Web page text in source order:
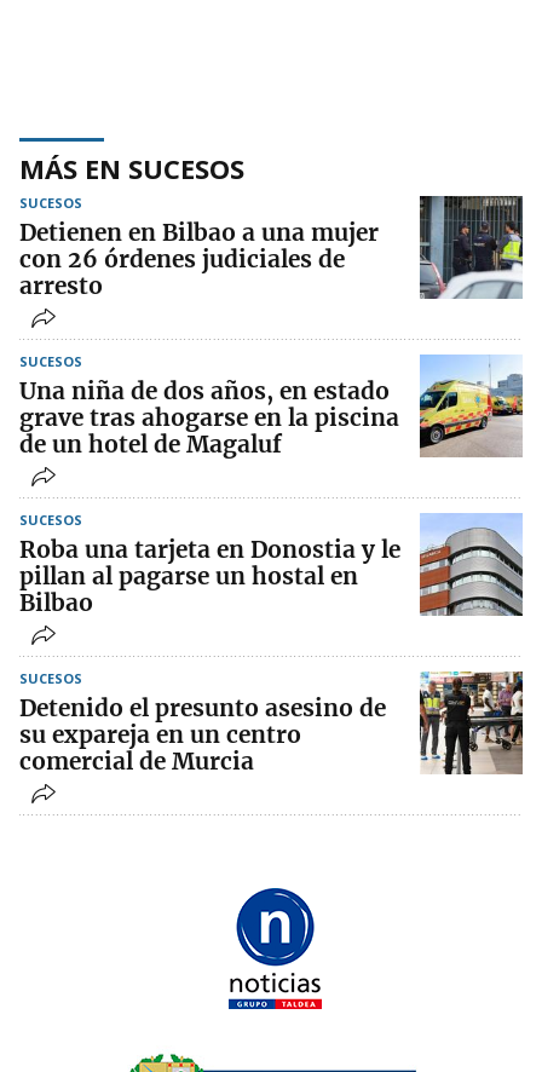
MÁS EN SUCESOS
SUCESOS
Detienen en Bilbao a una mujer
con 26 órdenes judiciales de
arresto
SUCESOS
Una niña de dos años, en estado
grave tras ahogarse en la piscina
de un hotel de Magaluf
SUCESOS
Roba una tarjeta en Donostia y le
pillan al pagarse un hostal en
Bilbao
SUCESOS
Detenido el presunto asesino de
su expareja en un centro
comercial de Murcia